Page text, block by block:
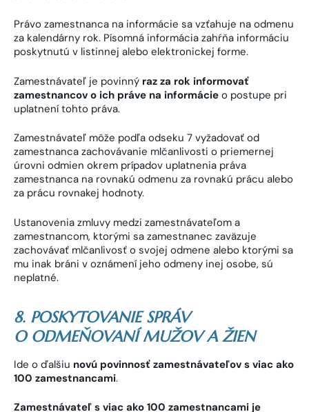
Právo zamestnanca na informácie sa vzťahuje na odmenu
za kalendárny rok. Písomná informácia zahŕňa informáciu
poskytnutú v listinnej alebo elektronickej forme.
Zamestnávateľ je povinný raz za rok informovať
zamestnancov o ich práve na informácie o postupe pri
uplatnení tohto práva.
Zamestnávateľ môže podľa odseku 7 vyžadovať od
zamestnanca zachovávanie mlčanlivosti o priemernej
úrovni odmien okrem prípadov uplatnenia práva
zamestnanca na rovnakú odmenu za rovnakú prácu alebo
za prácu rovnakej hodnoty.
Ustanovenia zmluvy medzi zamestnávateľom a
zamestnancom, ktorými sa zamestnanec zaväzuje
zachovávať mlčanlivosť o svojej odmene alebo ktorými sa
mu inak bráni v oznámení jeho odmeny inej osobe, sú
neplatné.
8. POSKYTOVANIE SPRÁV
O ODMEŇOVANÍ MUŽOV A ŽIEN
Ide o ďalšiu novú povinnosť zamestnávateľov s viac ako
100 zamestnancami.
Zamestnávateľ s viac ako 100 zamestnancami je